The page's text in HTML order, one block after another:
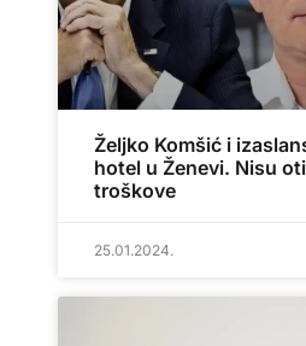
Željko Komšić i
hotel u Ženevi. Nisu
troškove
25.01.2024.